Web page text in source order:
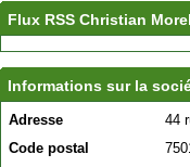
Flux RSS Christian
Informations sur la
Adresse
44
Code postal